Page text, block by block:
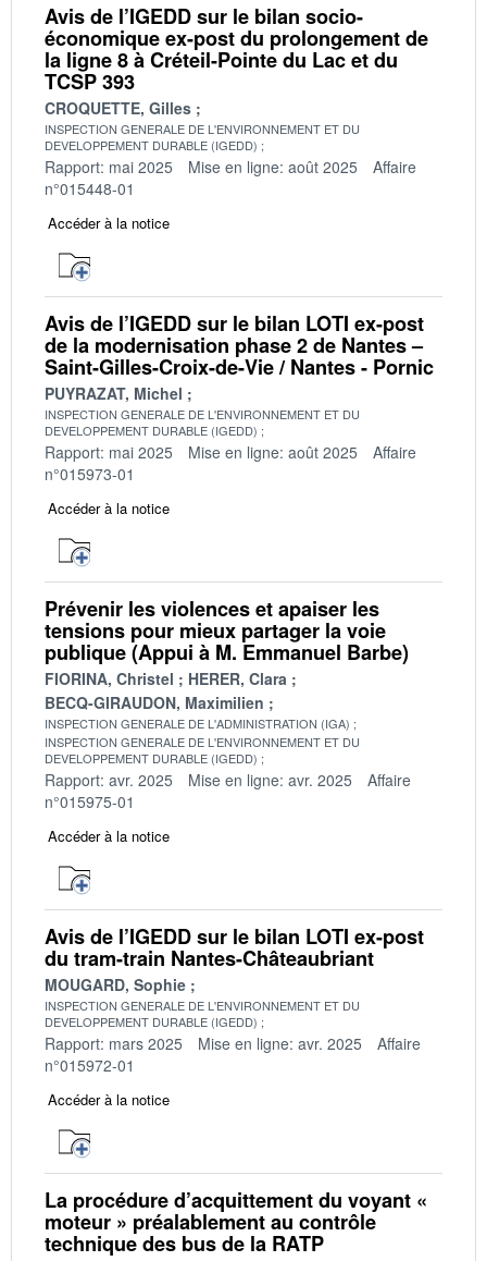
Avis de l’IGEDD sur le bilan socio-
économique ex-post du prolongement de
la ligne 8 à Créteil-Pointe du Lac et du
TCSP 393
CROQUETTE, Gilles
INSPECTION GENERALE DE L'ENVIRONNEMENT ET DU
DEVELOPPEMENT DURABLE (IGEDD)
Rapport: mai 2025 Mise en ligne: août 2025
Affaire
n°015448-01
Accéder à la notice
Avis de l’IGEDD sur le bilan LOTI ex-post
de la modernisation phase 2 de Nantes –
Saint-Gilles-Croix-de-Vie / Nantes - Pornic
PUYRAZAT, Michel
INSPECTION GENERALE DE L'ENVIRONNEMENT ET DU
DEVELOPPEMENT DURABLE (IGEDD)
Rapport: mai 2025 Mise en ligne: août 2025
Affaire
n°015973-01
Accéder à la notice
Prévenir les violences et apaiser les
tensions pour mieux partager la voie
publique (Appui à M. Emmanuel Barbe)
FIORINA, Christel
HERER, Clara
BECQ-GIRAUDON, Maximilien
INSPECTION GENERALE DE L'ADMINISTRATION (IGA)
INSPECTION GENERALE DE L'ENVIRONNEMENT ET DU
DEVELOPPEMENT DURABLE (IGEDD)
Rapport: avr. 2025 Mise en ligne: avr. 2025
Affaire
n°015975-01
Accéder à la notice
Avis de l’IGEDD sur le bilan LOTI ex-post
du tram-train Nantes-Châteaubriant
MOUGARD, Sophie
INSPECTION GENERALE DE L'ENVIRONNEMENT ET DU
DEVELOPPEMENT DURABLE (IGEDD)
Rapport: mars 2025 Mise en ligne: avr. 2025
Affaire
n°015972-01
Accéder à la notice
La procédure d’acquittement du voyant «
moteur » préalablement au contrôle
technique des bus de la RATP